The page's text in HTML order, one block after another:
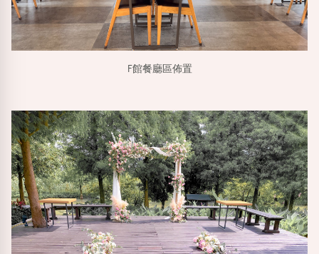
F館餐廳區佈置